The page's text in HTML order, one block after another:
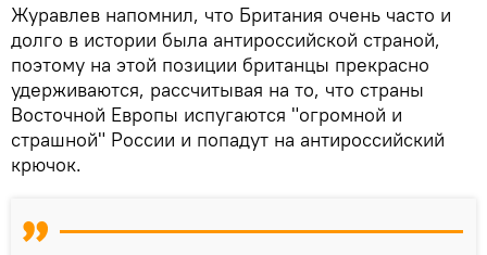
Журавлев напомнил, что Британия очень часто и
долго в истории была антироссийской страной,
поэтому на этой позиции британцы прекрасно
удерживаются, рассчитывая на то, что страны
Восточной Европы испугаются "огромной и
страшной" России и попадут на антироссийский
крючок.